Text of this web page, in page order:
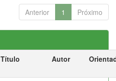
Anterior 1 Próximo
Título Autor